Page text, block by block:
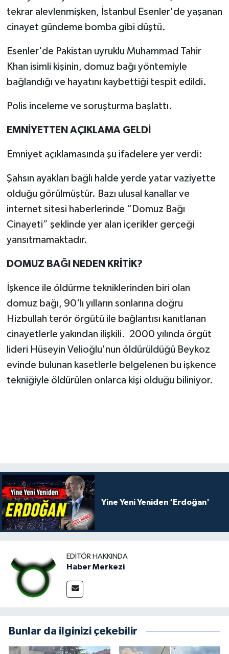
tekrar alevlenmişken, İstanbul Esenler'de yaşanan
cinayet gündeme bomba gibi düştü.
Esenler'de Pakistan uyruklu Muhammad Tahir
Khan isimli kişinin, domuz bağı yöntemiyle
bağlandığı ve hayatını kaybettiği tespit edildi.
Polis inceleme ve soruşturma başlattı.
EMNİYETTEN AÇIKLAMA GELDİ
Emniyet açıklamasında şu ifadelere yer verdi:
Şahsın ayakları bağlı halde yerde yatar vaziyette
olduğu görülmüştür. Bazı ulusal kanallar ve
internet sitesi haberlerinde “Domuz Bağı
Cinayeti” şeklinde yer alan içerikler gerçeği
yansıtmamaktadır.
DOMUZ BAĞI NEDEN KRİTİK?
İşkence ile öldürme tekniklerinden biri olan
domuz bağı, 90'lı yılların sonlarına doğru
Hizbullah terör örgütü ile bağlantısı kanıtlanan
cinayetlerle yakından ilişkili. 2000 yılında örgüt
lideri Hüseyin Velioğlu'nun öldürüldüğü Beykoz
evinde bulunan kasetlerle belgelenen bu işkence
tekniğiyle öldürülen onlarca kişi olduğu biliniyor.
Yine Yeni Yeniden ‘Erdoğan'
EDITÖR HAKKINDA
Haber Merkezi
Bunlar da ilginizi çekebilir